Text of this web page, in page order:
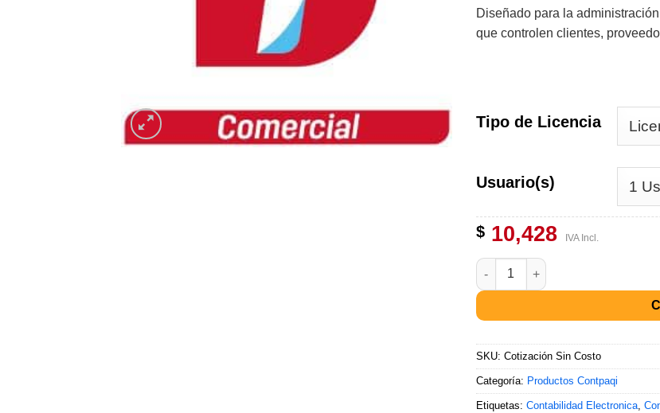
Diseñado para la
que controlen clientes,
Tipo de Licencia
Usuario(s)
$10,428 IVA Incl.
SKU: Cotización Sin Costo
Categoría: Productos Contpaqi
Etiquetas: Contabilidad Electronica,